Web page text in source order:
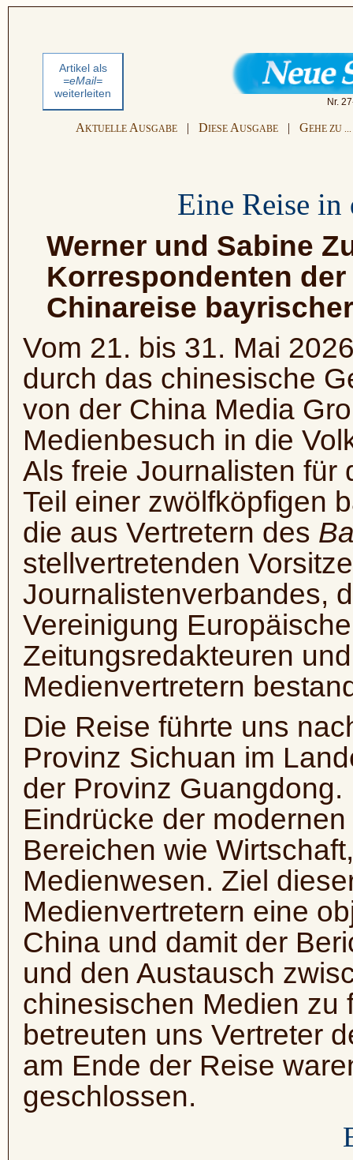
Artikel als
=eMail=
weiterleiten
Nr.
AKTUELLE AUSGABE | DIESE AUSGABE | GEHE ZU ...
Eine Reise
Werner und Sabine
Korrespondenten der
Chinareise
Vom 21. bis 31. Mai
durch das chinesische
von der China Media
Medienbesuch in die
Als freie Journalisten für
Teil einer zwölfköpfigen
die aus Vertretern des
stellvertretenden
Journalistenverbandes,
Vereinigung
Zeitungsredakteuren
Medienvertretern
Die Reise führte uns
Provinz Sichuan im
der Provinz
Eindrücke der
Bereichen wie
Medienwesen. Ziel
Medienvertretern eine
China und damit der
und den Austausch
chinesischen Medien zu
betreuten uns Vertreter
am Ende der Reise
geschlossen.